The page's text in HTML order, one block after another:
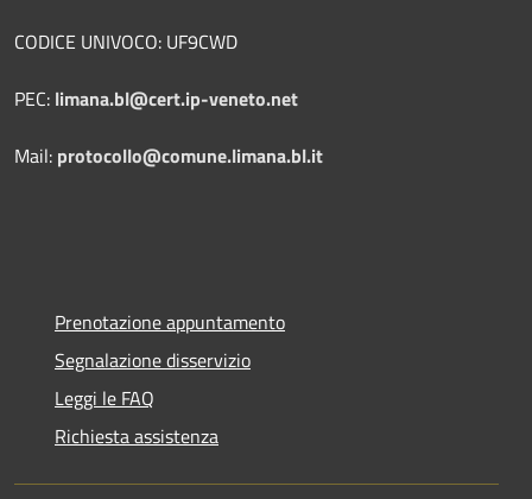
CODICE UNIVOCO: UF9CWD
PEC: limana.bl@cert.ip-veneto.net
Mail: protocollo@comune.limana.bl.it
Prenotazione appuntamento
Segnalazione disservizio
Leggi le FAQ
Richiesta assistenza